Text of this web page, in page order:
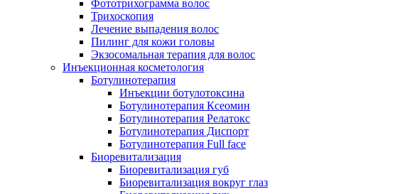
Фототрихограмма волос
Трихоскопия
Лечение выпадения волос
Пилинг для кожи головы
Экзосомальная терапия для волос
Инъекционная косметология
Ботулинотерапия
Инъекции ботулотоксина
Ботулинотерапия Ксеомин
Ботулинотерапия Релатокс
Ботулинотерапия Диспорт
Ботулинотерапия Full face
Биоревитализация
Биоревитализация губ
Биоревитализация вокруг глаз